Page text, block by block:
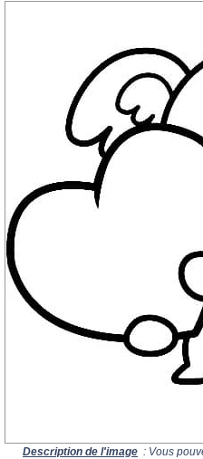
Description de l'image : Vous